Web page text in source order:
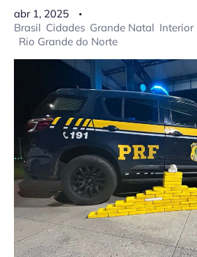
abr 1, 2025
Brasil Cidades Grande Natal Interior
Rio Grande do Norte